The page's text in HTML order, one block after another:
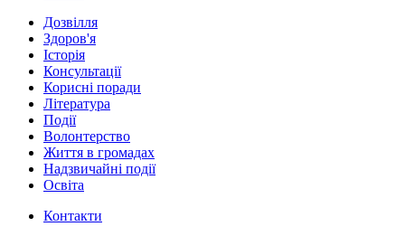
Дозвілля
Здоров'я
Історія
Консультації
Корисні поради
Література
Події
Волонтерство
Життя в громадах
Надзвичайні події
Освіта
Контакти